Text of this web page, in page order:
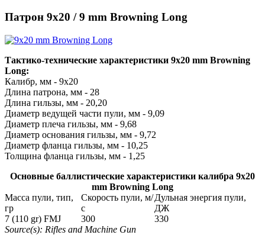
Патрон 9x20 / 9 mm Browning Long
Тактико-технические характеристики 9x20 mm Browning
Long:
Калибр, мм - 9x20
Длина патрона, мм - 28
Длина гильзы, мм - 20,20
Диаметр ведущей части пули, мм - 9,09
Диаметр плеча гильзы, мм - 9,68
Диаметр основания гильзы, мм - 9,72
Диаметр фланца гильзы, мм - 10,25
Толщина фланца гильзы, мм - 1,25
Основные баллистические характеристики калибра 9x20
mm Browning Long
Масса пули, тип,
гр
Скорость пули, м/
с
Дульная энергия пули,
ДЖ
7 (110 gr) FMJ
300
330
Source(s): Rifles and Machine Gun